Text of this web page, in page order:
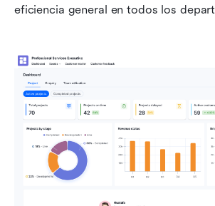
eficiencia general en todos los